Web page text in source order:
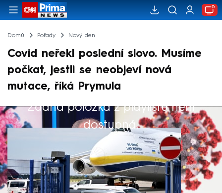
Domů Pořady Nový den
Covid neřekl poslední slovo. Musíme
počkat, jestli se neobjeví nová
mutace, říká Prymula
Žádná položka z playlistu není
dostupná.
Výběr redakce